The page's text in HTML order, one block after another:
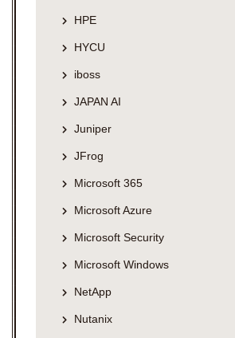
HPE
HYCU
iboss
JAPAN AI
Juniper
JFrog
Microsoft 365
Microsoft Azure
Microsoft Security
Microsoft Windows
NetApp
Nutanix